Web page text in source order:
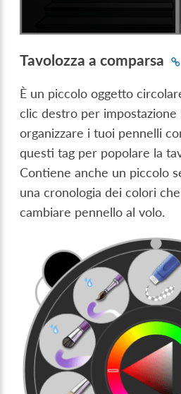
Tavolozza a comparsa
È un piccolo oggetto
clic destro per
organizzare i tuoi pennelli
questi tag per popolare la
Contiene anche un piccolo
una cronologia dei colori
cambiare pennello al volo.